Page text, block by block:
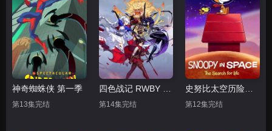
神奇蜘蛛侠 第一季
第13集完结
四色战记 RWBY 第八季
第14集完结
史努比太空历险记 第二季 普通话
第12集完结